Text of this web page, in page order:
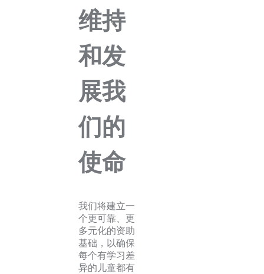
维持
和发
展我
们的
使命
我们将建立一
个更可靠、更
多元化的资助
基础，以确保
每个有学习差
异的儿童都有